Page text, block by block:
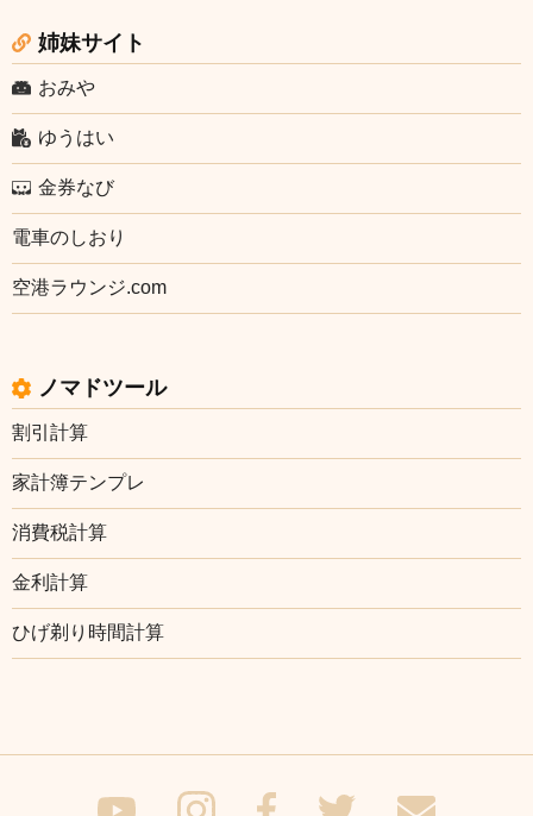
姉妹サイト
おみや
ゆうはい
金券なび
電車のしおり
空港ラウンジ.com
ノマドツール
割引計算
家計簿テンプレ
消費税計算
金利計算
ひげ剃り時間計算